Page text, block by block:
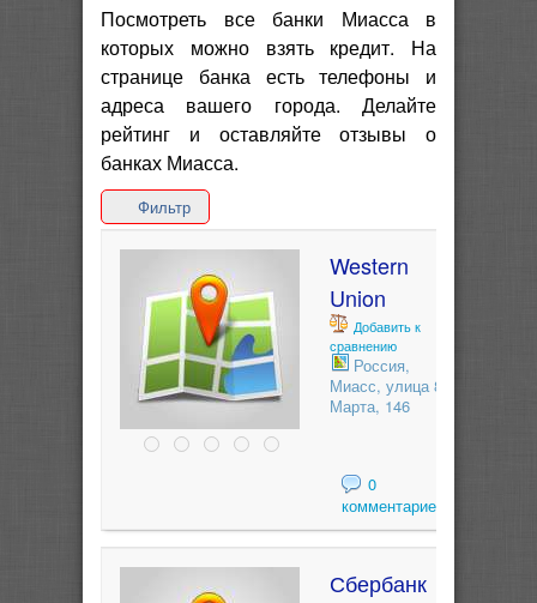
Посмотреть все банки Миасса в
которых можно взять кредит. На
странице банка есть телефоны и
адреса вашего города. Делайте
рейтинг и оставляйте отзывы о
банках Миасса.
Фильтр
Western
Union
Добавить к
сравнению
Россия,
Миасс, улица 8
Марта, 146
0
комментариев
Сбербанк